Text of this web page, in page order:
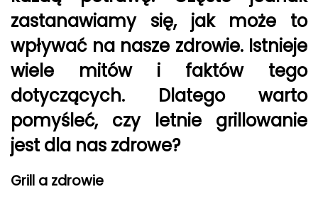
zastanawiamy się, jak może to
wpływać na nasze zdrowie. Istnieje
wiele mitów i faktów tego
dotyczących. Dlatego warto
pomyśleć, czy letnie grillowanie
jest dla nas zdrowe?
Grill a zdrowie